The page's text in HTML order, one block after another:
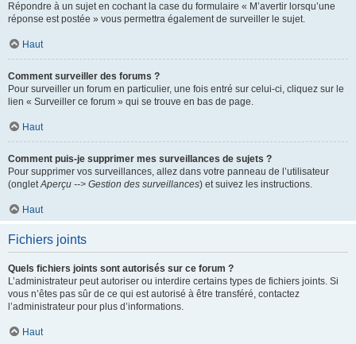
Répondre à un sujet en cochant la case du formulaire « M’avertir lorsqu’une
réponse est postée » vous permettra également de surveiller le sujet.
Haut
Comment surveiller des forums ?
Pour surveiller un forum en particulier, une fois entré sur celui-ci, cliquez sur le
lien « Surveiller ce forum » qui se trouve en bas de page.
Haut
Comment puis-je supprimer mes surveillances de sujets ?
Pour supprimer vos surveillances, allez dans votre panneau de l’utilisateur
(ongletAperçu --> Gestion des surveillances) et suivez les instructions.
Haut
Fichiers joints
Quels fichiers joints sont autorisés sur ce forum ?
L’administrateur peut autoriser ou interdire certains types de fichiers joints. Si
vous n’êtes pas sûr de ce qui est autorisé à être transféré, contactez
l’administrateur pour plus d’informations.
Haut